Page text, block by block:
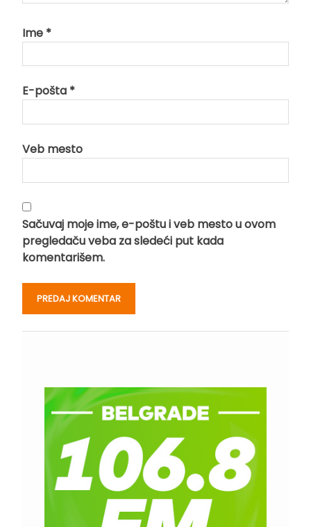
Ime *
E-pošta *
Veb mesto
Sačuvaj moje ime, e-poštu i veb mesto u ovom
pregledaču veba za sledeći put kada
komentarišem.